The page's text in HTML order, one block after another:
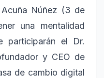
Núñez (3 de
una mentalidad
participarán el Dr.
y CEO de
de cambio digital